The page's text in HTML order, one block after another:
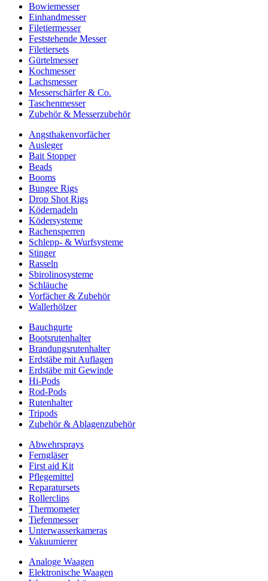
Bowiemesser
Einhandmesser
Filetiermesser
Feststehende Messer
Filetiersets
Gürtelmesser
Kochmesser
Lachsmesser
Messerschärfer & Co.
Taschenmesser
Zubehör & Messerzubehör
Angsthakenvorfächer
Ausleger
Bait Stopper
Beads
Booms
Bungee Rigs
Drop Shot Rigs
Ködernadeln
Ködersysteme
Rachensperren
Schlepp- & Wurfsysteme
Stinger
Rasseln
Sbirolinosysteme
Schläuche
Vorfächer & Zubehör
Wallerhölzer
Bauchgurte
Bootsrutenhalter
Brandungsrutenhalter
Erdstäbe mit Auflagen
Erdstäbe mit Gewinde
Hi-Pods
Rod-Pods
Rutenhalter
Tripods
Zubehör & Ablagenzubehör
Abwehrsprays
Ferngläser
First aid Kit
Pflegemittel
Reparatursets
Rollerclips
Thermometer
Tiefenmesser
Unterwasserkameras
Vakuumierer
Analoge Waagen
Elektronische Waagen